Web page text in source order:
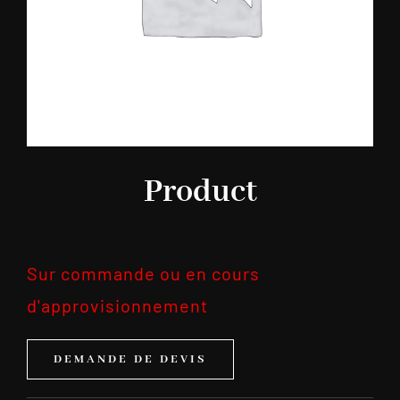
Product
Sur commande ou en cours
d'approvisionnement
DEMANDE DE DEVIS